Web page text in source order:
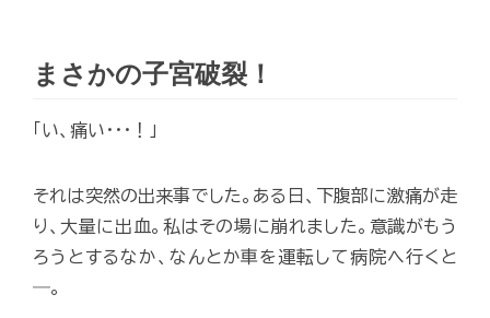
まさかの子宮破裂！
「い、痛い･･･！」
それは突然の出来事でした。ある日、下腹部に激痛が走
り、大量に出血。私はその場に崩れました。意識がもう
ろうとするなか、なんとか車を運転して病院へ行くと
―。